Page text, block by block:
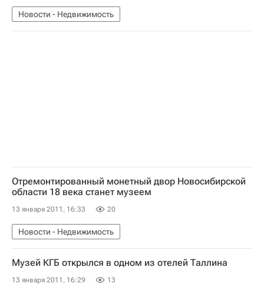
Новости - Недвижимость
Отремонтированный монетный двор Новосибирской
области 18 века станет музеем
13 января 2011, 16:33 20
Новости - Недвижимость
Музей КГБ открылся в одном из отелей Таллина
13 января 2011, 16:29 13